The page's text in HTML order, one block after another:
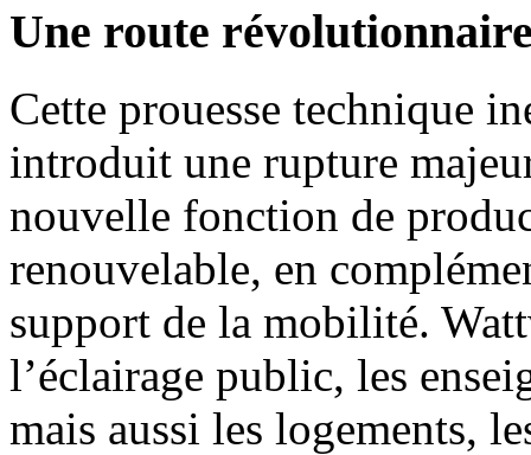
Une route
Cette prouesse technique
introduit une rupture
nouvelle fonction de
renouvelable, en
support de la mobilité.
l’éclairage public, les
mais aussi les logements,